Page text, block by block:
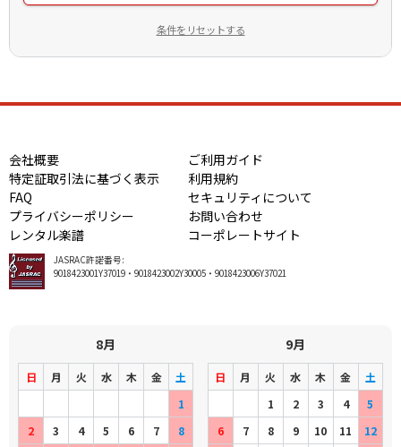
条件をリセットする
会社概要
ご利用ガイド
特定証取引法に基づく表示
利用規約
FAQ
セキュリティについて
プライバシーポリシー
お問い合わせ
レンタル楽譜
コーポレートサイト
JASRAC許諾番号:
9018423001Y37019・9018423002Y30005・9018423006Y37021
8月
日 月 火 水 木 金
土
1
2
3 4 5 6 7 8
9月
日 月 火 水 木 金
土
1
2 3 4
5
6
7 8 9 10 11 12